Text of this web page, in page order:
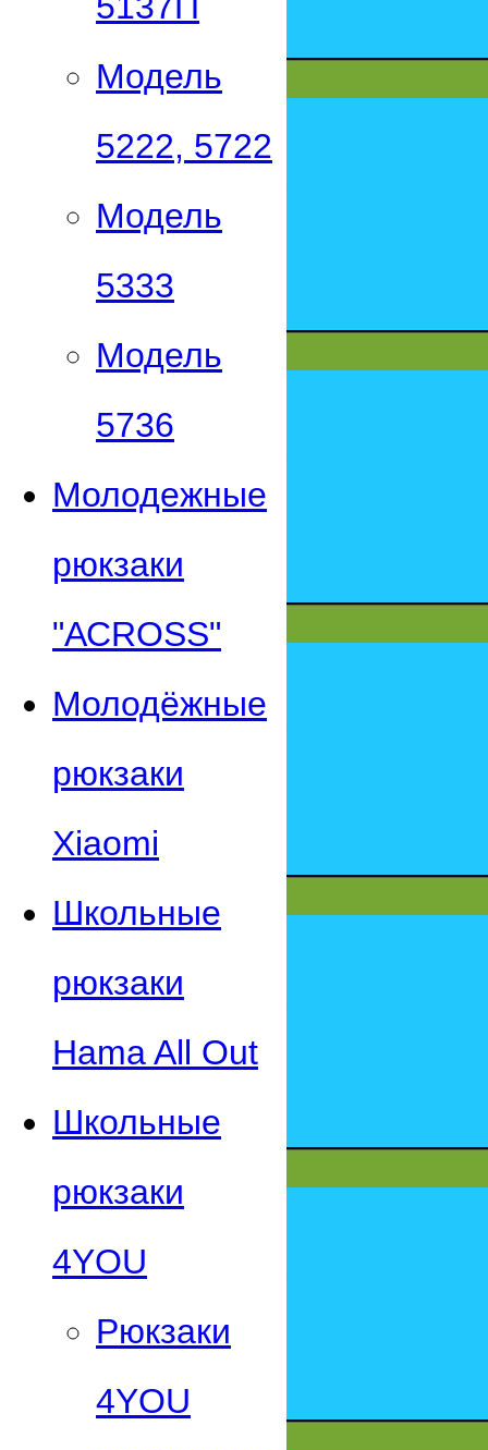
Модель
5222, 5722
Модель
5333
Модель
5736
Молодежные
рюкзаки
"АСROSS"
Молодёжные
рюкзаки
Xiaomi
Школьные
рюкзаки
Hama All Out
Школьные
рюкзаки
4YOU
Рюкзаки
4YOU